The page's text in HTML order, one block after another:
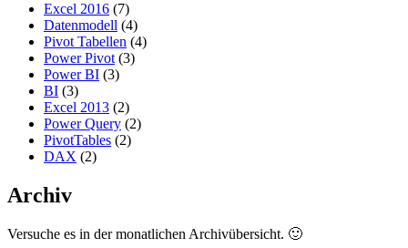
Excel 2016 (7)
Datenmodell (4)
Pivot Tabellen (4)
Power Pivot (3)
Power BI (3)
BI (3)
Excel 2013 (2)
Power Query (2)
PivotTables (2)
DAX (2)
Archiv
Versuche es in der monatlichen Archivübersicht. 🙂